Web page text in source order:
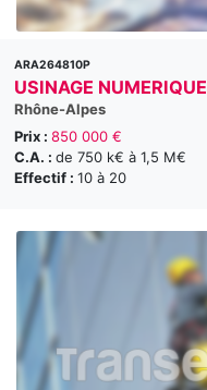
ARA264810P
USINAGE NUMERIQUE
Rhône-Alpes
Prix : 850 000 €
C.A. : de 750 k€ à 1,5 M€
Effectif : 10 à 20